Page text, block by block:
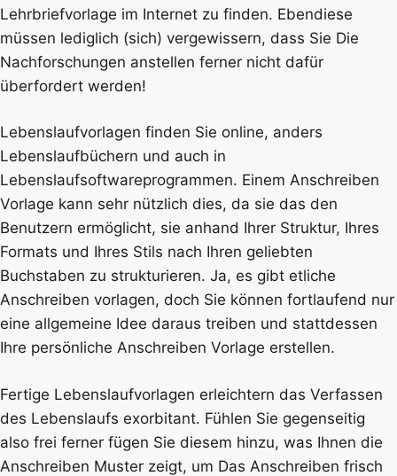
Lehrbriefvorlage im Internet zu finden. Ebendiese
müssen lediglich (sich) vergewissern, dass Sie Die
Nachforschungen anstellen ferner nicht dafür
überfordert werden!
Lebenslaufvorlagen finden Sie online, anders
Lebenslaufbüchern und auch in
Lebenslaufsoftwareprogrammen. Einem Anschreiben
Vorlage kann sehr nützlich dies, da sie das den
Benutzern ermöglicht, sie anhand Ihrer Struktur, Ihres
Formats und Ihres Stils nach Ihren geliebten
Buchstaben zu strukturieren. Ja, es gibt etliche
Anschreiben vorlagen, doch Sie können fortlaufend nur
eine allgemeine Idee daraus treiben und stattdessen
Ihre persönliche Anschreiben Vorlage erstellen.
Fertige Lebenslaufvorlagen erleichtern das Verfassen
des Lebenslaufs exorbitant. Fühlen Sie gegenseitig
also frei ferner fügen Sie diesem hinzu, was Ihnen die
Anschreiben Muster zeigt, um Das Anschreiben frisch